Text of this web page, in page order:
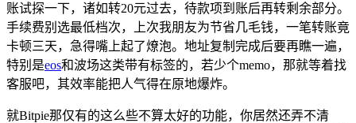
账试探一下，诸如转20元过去，待款项到账后再转剩余部分。
手续费别选最低档次，上次我朋友为节省几毛钱，一笔转账竟
卡顿三天，急得嘴上起了燎泡。地址复制完成后要再瞧一遍，
特别是eos和波场这类带有标签的，若少个memo，那就等着找
客服吧，其效率能把人气得在原地爆炸。
就Bitpie那仅有的这么些不算太好的功能，你居然还弄不清